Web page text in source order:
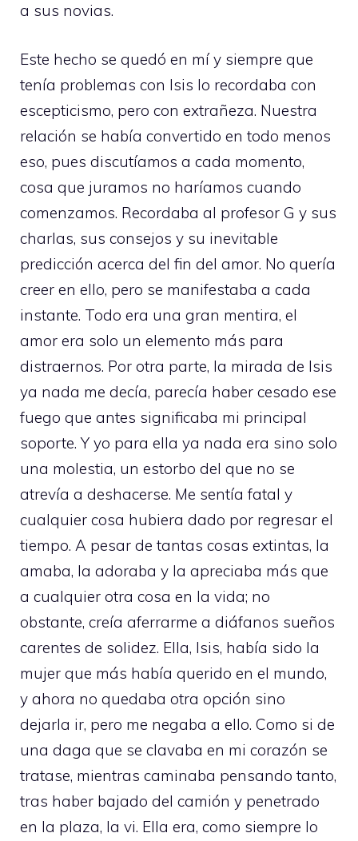
a sus novias.
Este hecho se quedó en mí y siempre que
tenía problemas con Isis lo recordaba con
escepticismo, pero con extrañeza. Nuestra
relación se había convertido en todo menos
eso, pues discutíamos a cada momento,
cosa que juramos no haríamos cuando
comenzamos. Recordaba al profesor G y sus
charlas, sus consejos y su inevitable
predicción acerca del fin del amor. No quería
creer en ello, pero se manifestaba a cada
instante. Todo era una gran mentira, el
amor era solo un elemento más para
distraernos. Por otra parte, la mirada de Isis
ya nada me decía, parecía haber cesado ese
fuego que antes significaba mi principal
soporte. Y yo para ella ya nada era sino solo
una molestia, un estorbo del que no se
atrevía a deshacerse. Me sentía fatal y
cualquier cosa hubiera dado por regresar el
tiempo. A pesar de tantas cosas extintas, la
amaba, la adoraba y la apreciaba más que
a cualquier otra cosa en la vida; no
obstante, creía aferrarme a diáfanos sueños
carentes de solidez. Ella, Isis, había sido la
mujer que más había querido en el mundo,
y ahora no quedaba otra opción sino
dejarla ir, pero me negaba a ello. Como si de
una daga que se clavaba en mi corazón se
tratase, mientras caminaba pensando tanto,
tras haber bajado del camión y penetrado
en la plaza, la vi. Ella era, como siempre lo